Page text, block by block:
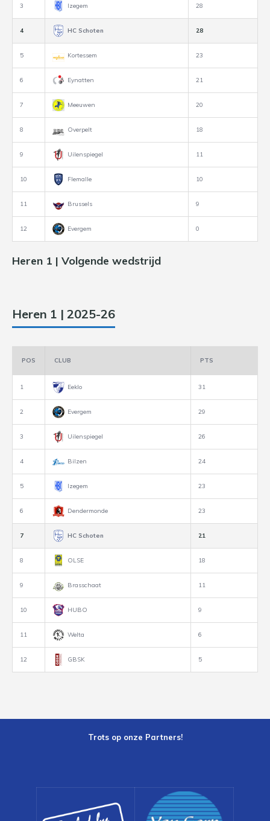
3 Izegem 28
4 HC Schoten 28
5 Kortessem 23
6 Eynatten 21
7 Meeuwen 20
8 Overpelt 18
9 Uilenspiegel 11
10 Flemalle 10
11 Brussels 9
12 Evergem 0
Heren 1 | Volgende wedstrijd
Heren 1 | 2025-26
POS CLUB PTS
1 Eeklo 31
2 Evergem 29
3 Uilenspiegel 26
4 Bilzen 24
5 Izegem 23
6 Dendermonde 23
7 HC Schoten 21
8 OLSE 18
9 Brasschaat 11
10 HUBO 9
11 Welta 6
12 GBSK 5
Trots op onze Partners!